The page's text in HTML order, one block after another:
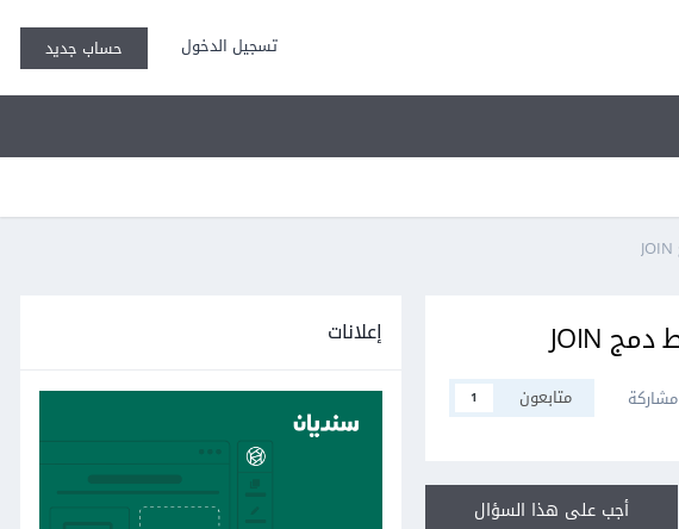
تسجيل الدخول حساب جديد
مشاركة متابعون 1
أجب على هذا السؤال
إعلانات